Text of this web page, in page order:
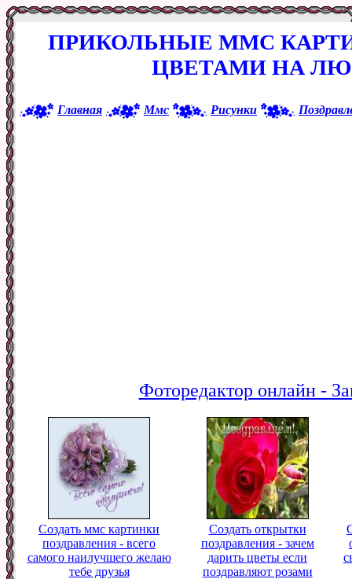
ПРИКОЛЬНЫЕ ММС
ЦВЕТАМИ НА
Главная Ммс Рисунки
Фоторедактор онлайн -
Создать ммс картинки
поздравления - всего
самого наилучшего желаю
тебе друзья
Создать открытки
поздравления - зачем
дарить цветы если
поздравляют розами